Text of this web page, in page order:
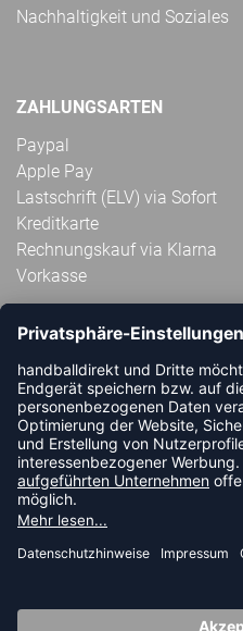
Nachhaltigkeit und Soziales
ZAHLUNGSARTEN
Paypal
Apple Pay
Lastschrift (ELV) via Sofort
Kreditkarte
Rechnungskauf via Klarna
Vorkasse
ABONNIERE JETZT DEN
HANDBALLDIREKT-
NEUIGKEIT ODER AKTION
JETZT